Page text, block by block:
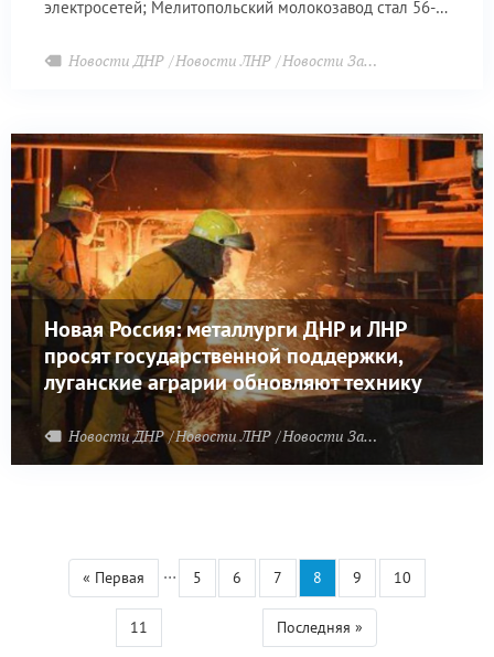
электросетей; Мелитопольский молокозавод стал 56-м
Геническе идёт активное строительство современного
Новости ДНР Новости ЛНР Новости Запорожья
Новая Россия: металлурги ДНР и ЛНР
просят государственной поддержки,
луганские аграрии обновляют технику
Новости ДНР Новости ЛНР Новости Запорожья
Нумерация
страниц
Первая
страница
« Первая … Страница
5 Страница
6 Страница
7
Текущая
страница
8 Страница
9 Страница
10
Страница
11
Последняя
страница
Последняя »